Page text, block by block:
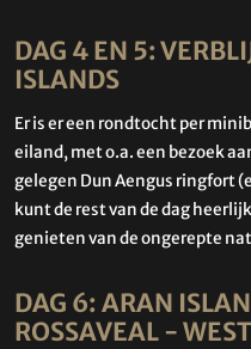
DAG 4 EN 5:
ISLANDS
Er is er een rondtocht per
eiland, met o.a. een bezoek
gelegen Dun Aengus ringfort
kunt de rest van de dag
genieten van de ongerepte
DAG 6: ARAN
ROSSAVEAL -